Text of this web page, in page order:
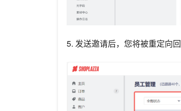
5. 发送邀请后，您将被重定向回